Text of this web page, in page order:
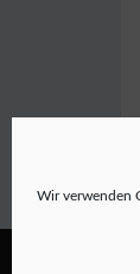
Wir verwenden